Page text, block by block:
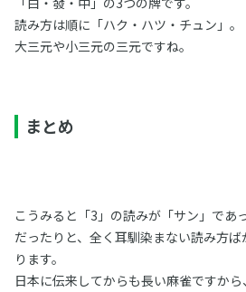
読み方は順に「ハク・ハツ・チュン」。
大三元や小三元の三元ですね。
まとめ
こうみると「3」の読みが「サン」であ
だったりと、全く耳馴染まない読み方
ります。
日本に伝来してからも長い麻雀ですか